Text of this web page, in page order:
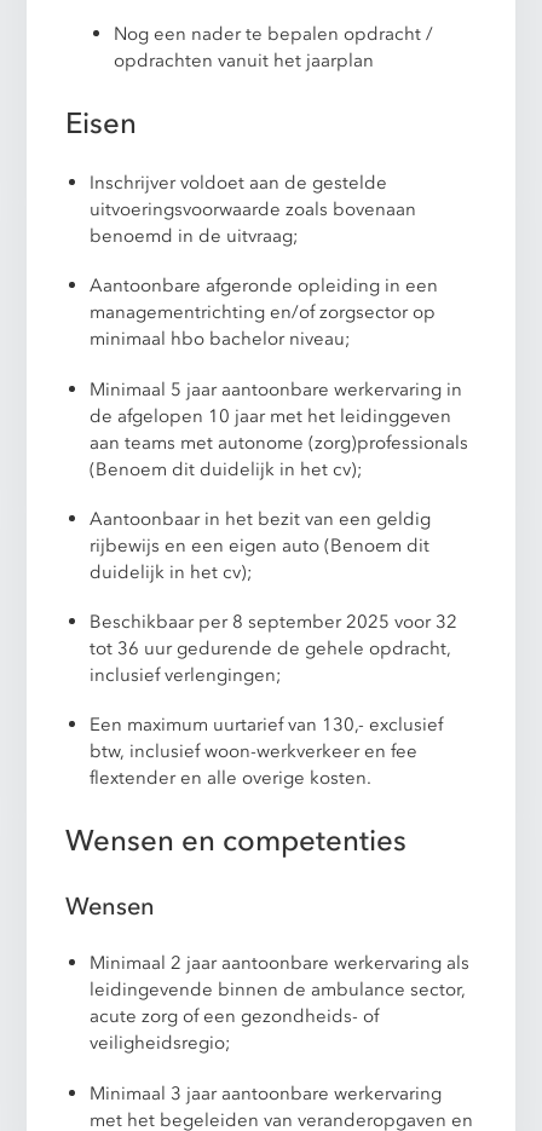
Nog een nader te bepalen opdracht /
opdrachten vanuit het jaarplan
Eisen
Inschrijver voldoet aan de gestelde
uitvoeringsvoorwaarde zoals bovenaan
benoemd in de uitvraag;
Aantoonbare afgeronde opleiding in een
managementrichting en/of zorgsector op
minimaal hbo bachelor niveau;
Minimaal 5 jaar aantoonbare werkervaring in
de afgelopen 10 jaar met het leidinggeven
aan teams met autonome (zorg)professionals
(Benoem dit duidelijk in het cv);
Aantoonbaar in het bezit van een geldig
rijbewijs en een eigen auto (Benoem dit
duidelijk in het cv);
Beschikbaar per 8 september 2025 voor 32
tot 36 uur gedurende de gehele opdracht,
inclusief verlengingen;
Een maximum uurtarief van 130,- exclusief
btw, inclusief woon-werkverkeer en fee
flextender en alle overige kosten.
Wensen en competenties
Wensen
Minimaal 2 jaar aantoonbare werkervaring als
leidingevende binnen de ambulance sector,
acute zorg of een gezondheids- of
veiligheidsregio;
Minimaal 3 jaar aantoonbare werkervaring
met het begeleiden van veranderopgaven en